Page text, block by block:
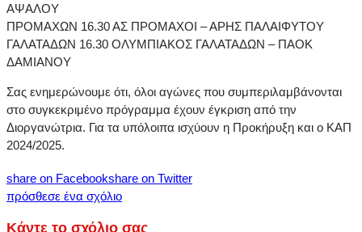
ΑΨΑΛΟΥ
ΠΡΟΜΑΧΩΝ 16.30 ΑΣ ΠΡΟΜΑΧΟΙ – ΑΡΗΣ ΠΑΛΑΙΦΥΤΟΥ
ΓΑΛΑΤΑΔΩΝ 16.30 ΟΛΥΜΠΙΑΚΟΣ ΓΑΛΑΤΑΔΩΝ – ΠΑΟΚ
ΔΑΜΙΑΝΟΥ
Σας ενημερώνουμε ότι, όλοι αγώνες που συμπεριλαμβάνονται
στο συγκεκριμένο πρόγραμμα έχουν έγκριση από την
Διοργανώτρια. Για τα υπόλοιπα ισχύουν η Προκήρυξη και ο ΚΑΠ
2024/2025.
share on Facebookshare on Twitter
πρόσθεσε ένα σχόλιο
Κάντε το σχόλιο σας